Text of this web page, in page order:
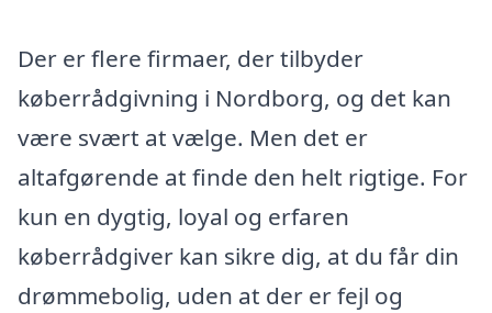
Der er flere firmaer, der tilbyder
køberrådgivning i Nordborg, og det kan
være svært at vælge. Men det er
altafgørende at finde den helt rigtige. For
kun en dygtig, loyal og erfaren
køberrådgiver kan sikre dig, at du får din
drømmebolig, uden at der er fejl og